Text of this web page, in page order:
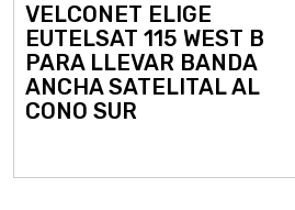
VELCONET ELIGE
EUTELSAT 115 WEST B
PARA LLEVAR BANDA
ANCHA SATELITAL AL
CONO SUR